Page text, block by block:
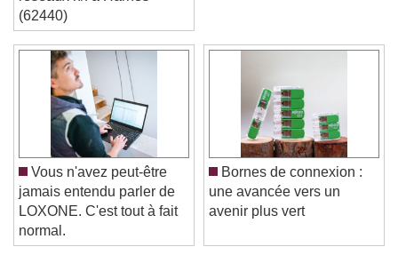
Video Player is loading.
Play Video
Play
Skip Backward
Skip Forward
Unmute
Current Time0:00
/
Loaded:0%
réseaux h/f à Harnes
(62440)
Vous n'avez peut-être
jamais entendu parler de
LOXONE. C'est tout à fait
normal.
Bornes de connexion :
une avancée vers un